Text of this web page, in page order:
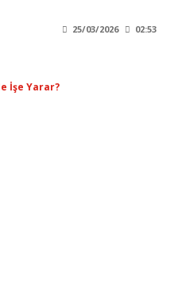
25/03/2026 02:53